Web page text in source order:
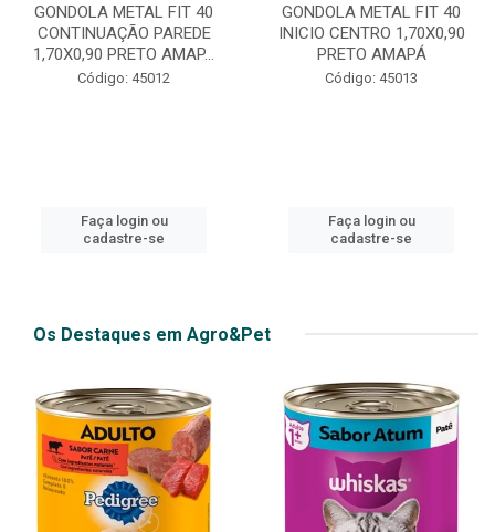
GONDOLA METAL FIT 40
CONTINUAÇÃO PAREDE
1,70X0,90 PRETO AMAP...
Código: 45012
Faça login ou
cadastre-se
GONDOLA METAL FIT 40
INICIO CENTRO 1,70X0,90
PRETO AMAPÁ
Código: 45013
Faça login ou
cadastre-se
Os Destaques em Agro&Pet